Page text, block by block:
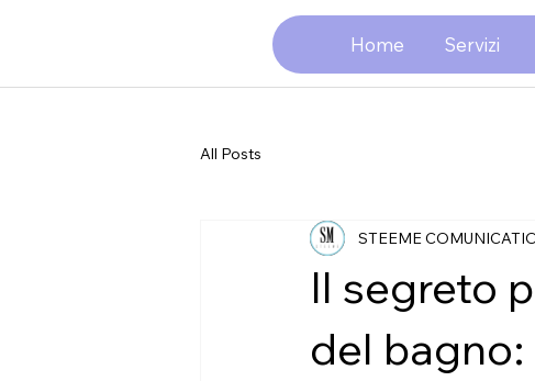
Home Servizi
All Posts
Il segreto
del
STEEME